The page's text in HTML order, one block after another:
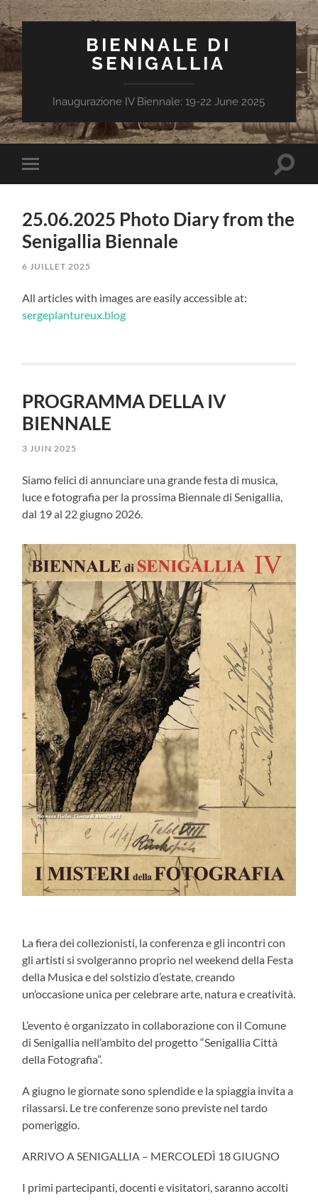
BIENNALE DI
SENIGALLIA
Inaugurazione IV Biennale: 19-22 June 2025
Toggle
mobile
Toggle
25.06.2025 Photo Diary from the
Senigallia Biennale
6 JUILLET 2025
All articles with images are easily accessible at:
sergeplantureux.blog
PROGRAMMA DELLA IV
BIENNALE
3 JUIN 2025
Siamo felici di annunciare una grande festa di musica,
luce e fotografia per la prossima Biennale di Senigallia,
dal 19 al 22 giugno 2026.
La fiera dei collezionisti, la conferenza e gli incontri con
gli artisti si svolgeranno proprio nel weekend della Festa
della Musica e del solstizio d’estate, creando
un’occasione unica per celebrare arte, natura e creatività.
L’evento è organizzato in collaborazione con il Comune
di Senigallia nell’ambito del progetto “Senigallia Città
della Fotografia”.
A giugno le giornate sono splendide e la spiaggia invita a
rilassarsi. Le tre conferenze sono previste nel tardo
pomeriggio.
ARRIVO A SENIGALLIA – MERCOLEDÌ 18 GIUGNO
I primi partecipanti, docenti e visitatori, saranno accolti